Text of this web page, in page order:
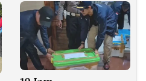
Lingkungan